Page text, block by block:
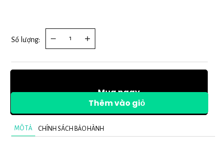
Số lượng:
Mua ngay
Thêm vào giỏ
MÔ TẢ CHÍNH SÁCH BẢO HÀNH